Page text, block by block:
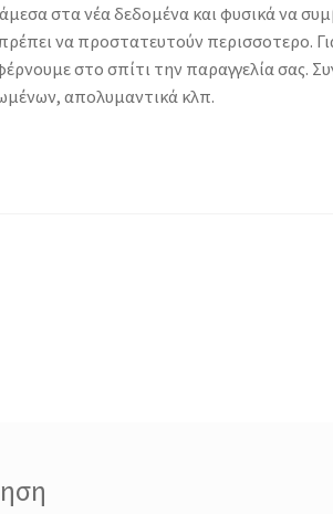
στα νέα δεδομένα και φυσικά να
να προστατευτούν περισσοτερο.
στο σπίτι την παραγγελία σας.
απολυμαντικά κλπ.